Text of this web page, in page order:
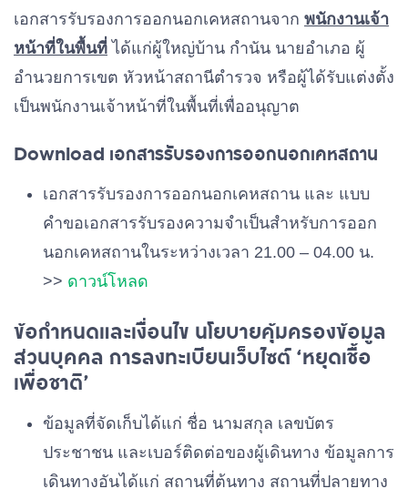
เอกสารรับรองการออกนอกเคหสถานจาก พนักงานเจ้า
หน้าที่ในพื้นที่ ได้แก่ผู้ใหญ่บ้าน กำนัน นายอำเภอ ผู้
อำนวยการเขต หัวหน้าสถานีตำรวจ หรือผู้ได้รับแต่งตั้ง
เป็นพนักงานเจ้าหน้าที่ในพื้นที่เพื่ออนุญาต
Download เอกสารรับรองการออกนอกเคหสถาน
เอกสารรับรองการออกนอกเคหสถาน และ แบบ
คำขอเอกสารรับรองความจำเป็นสำหรับการออก
นอกเคหสถานในระหว่างเวลา 21.00 – 04.00 น.
>> ดาวน์โหลด
ข้อกำหนดและเงื่อนไข นโยบายคุ้มครองข้อมูล
ส่วนบุคคล การลงทะเบียนเว็บไซต์ ‘หยุดเชื้อ
เพื่อชาติ’
ข้อมูลที่จัดเก็บได้แก่ ชื่อ นามสกุล เลขบัตร
ประชาชน และเบอร์ติดต่อของผู้เดินทาง ข้อมูลการ
เดินทางอันได้แก่ สถานที่ต้นทาง สถานที่ปลายทาง